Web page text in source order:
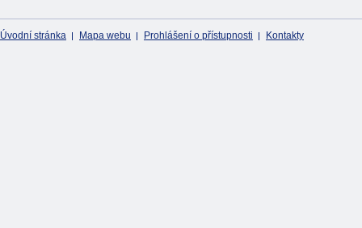
Úvodní stránka Mapa webu Prohlášení o přístupnosti Kontakty